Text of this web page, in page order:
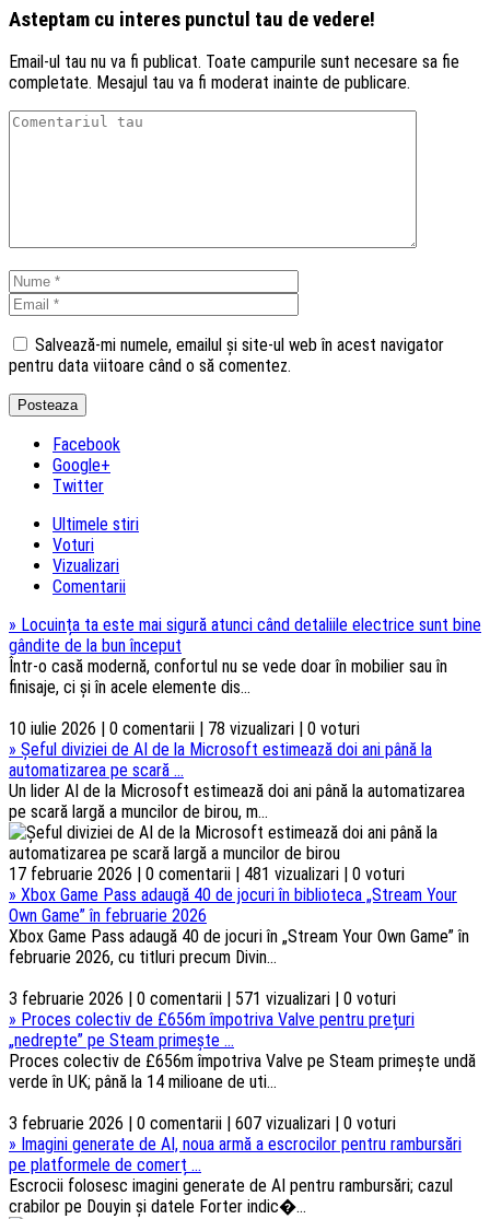
Asteptam cu interes punctul tau de vedere!
Email-ul tau nu va fi publicat. Toate campurile sunt necesare sa fie
completate. Mesajul tau va fi moderat inainte de publicare.
Salvează-mi numele, emailul și site-ul web în acest navigator
pentru data viitoare când o să comentez.
Facebook
Google+
Twitter
Ultimele stiri
Voturi
Vizualizari
Comentarii
» Locuința ta este mai sigură atunci când detaliile electrice sunt bine
gândite de la bun început
Într-o casă modernă, confortul nu se vede doar în mobilier sau în
finisaje, ci și în acele elemente dis...
10 iulie 2026 | 0 comentarii | 78 vizualizari | 0 voturi
» Șeful diviziei de AI de la Microsoft estimează doi ani până la
automatizarea pe scară ...
Un lider AI de la Microsoft estimează doi ani până la automatizarea
pe scară largă a muncilor de birou, m...
17 februarie 2026 | 0 comentarii | 481 vizualizari | 0 voturi
» Xbox Game Pass adaugă 40 de jocuri în biblioteca „Stream Your
Own Game” în februarie 2026
Xbox Game Pass adaugă 40 de jocuri în „Stream Your Own Game” în
februarie 2026, cu titluri precum Divin...
3 februarie 2026 | 0 comentarii | 571 vizualizari | 0 voturi
» Proces colectiv de £656m împotriva Valve pentru prețuri
„nedrepte” pe Steam primește ...
Proces colectiv de £656m împotriva Valve pe Steam primește undă
verde în UK; până la 14 milioane de uti...
3 februarie 2026 | 0 comentarii | 607 vizualizari | 0 voturi
» Imagini generate de AI, noua armă a escrocilor pentru rambursări
pe platformele de comerț ...
Escrocii folosesc imagini generate de AI pentru rambursări; cazul
crabilor pe Douyin și datele Forter indic�...